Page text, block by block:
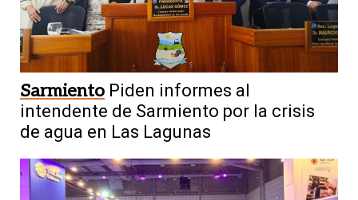
Sarmiento Piden informes al
intendente de Sarmiento por la crisis
de agua en Las Lagunas